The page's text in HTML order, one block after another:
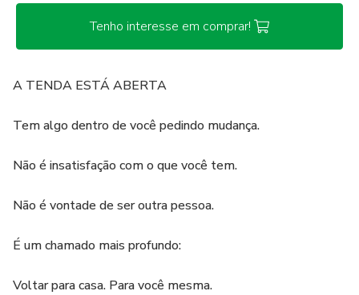
Tenho interesse em comprar!
A TENDA ESTÁ ABERTA
Tem algo dentro de você pedindo mudança.
Não é insatisfação com o que você tem.
Não é vontade de ser outra pessoa.
É um chamado mais profundo:
Voltar para casa. Para você mesma.